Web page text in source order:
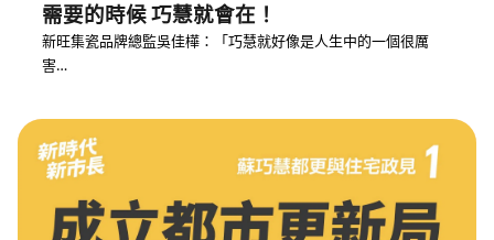
需要的時候 巧慧就會在！
新旺集瓷品牌總監吳佳樺：「巧慧就好像是人生中的一個很厲
害…